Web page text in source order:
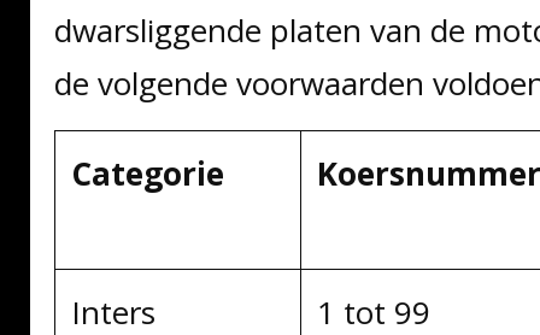
dwarsliggende platen van de
de volgende voorwaarden
Categorie
Inters
1 tot 99